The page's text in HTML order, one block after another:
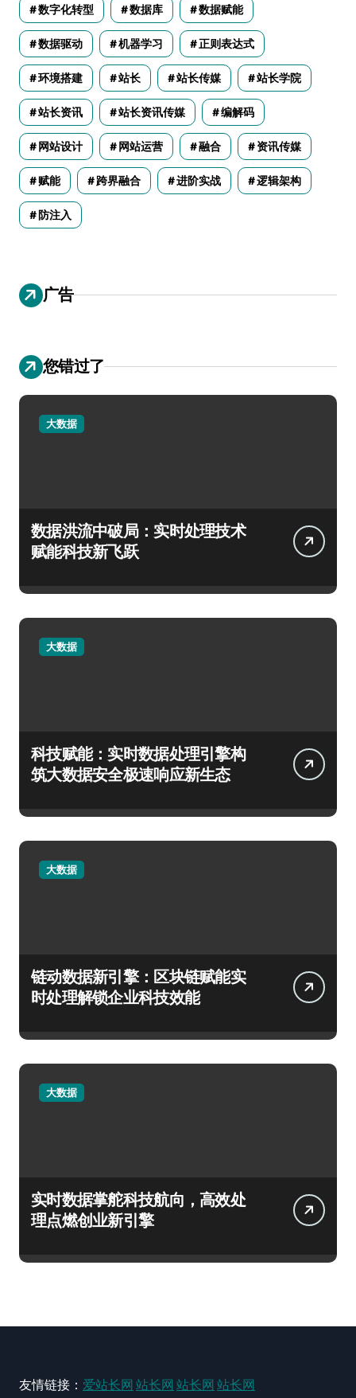
数字化转型 数据库 数据赋能
数据驱动 机器学习 正则表达式
环境搭建 站长 站长传媒 站长学院
站长资讯 站长资讯传媒 编解码
网站设计 网站运营 融合 资讯传媒
赋能 跨界融合 进阶实战 逻辑架构
防注入
广告
您错过了
大数据
数据洪流中破局：实时处理技术
赋能科技新飞跃
大数据
科技赋能：实时数据处理引擎构
筑大数据安全极速响应新生态
大数据
链动数据新引擎：区块链赋能实
时处理解锁企业科技效能
大数据
实时数据掌舵科技航向，高效处
理点燃创业新引擎
友情链接： 爱站长网 站长网 站长网 站长网